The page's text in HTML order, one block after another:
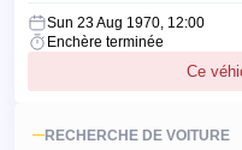
Sun 23 Aug 1970, 12:00
Enchère terminée
Ce
RECHERCHE DE VOITURE